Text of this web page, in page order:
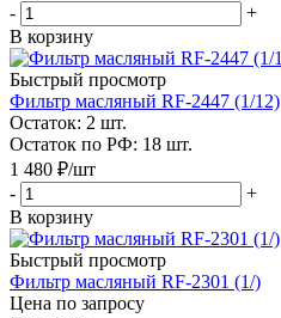
-
+
В корзину
Быстрый просмотр
Фильтр масляный RF-2447 (1/12)
Остаток: 2 шт.
Остаток по РФ: 18 шт.
1 480 ₽/шт
-
+
В корзину
Быстрый просмотр
Фильтр масляный RF-2301 (1/)
Цена по запросу